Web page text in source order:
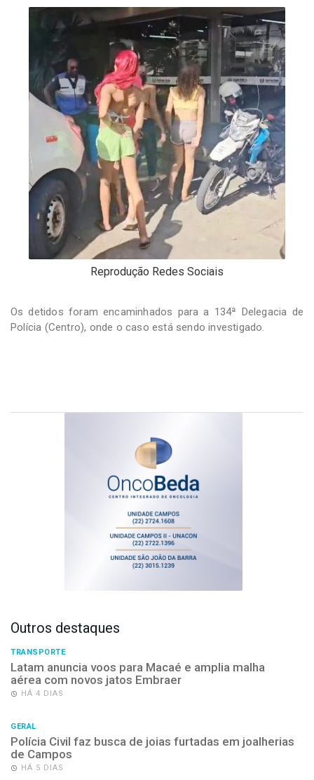
Reprodução Redes Sociais
Os detidos foram encaminhados para a 134ª Delegacia de
Polícia (Centro), onde o caso está sendo investigado.
Outros destaques
TRANSPORTE
Latam anuncia voos para Macaé e amplia malha
aérea com novos jatos Embraer
HÁ 4 DIAS
GERAL
Polícia Civil faz busca de joias furtadas em joalherias
de Campos
HÁ 5 DIAS